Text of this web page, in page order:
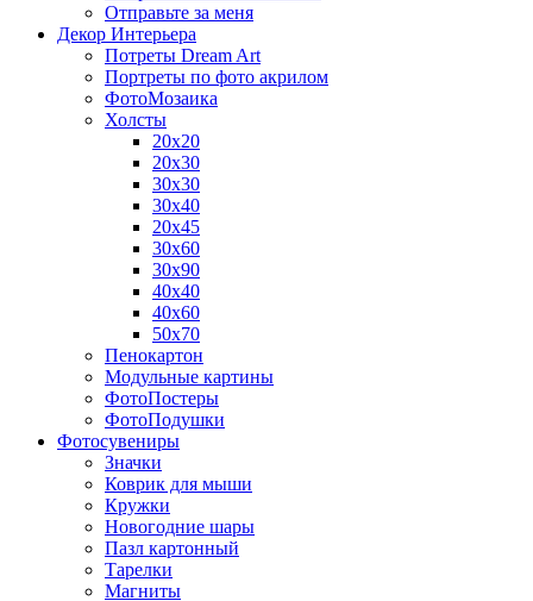
Отправьте за меня
Декор Интерьера
Потреты Dream Art
Портреты по фото акрилом
ФотоМозаика
Холсты
20х20
20х30
30х30
30х40
20х45
30х60
30х90
40х40
40х60
50х70
Пенокартон
Модульные картины
ФотоПостеры
ФотоПодушки
Фотоcувениры
Значки
Коврик для мыши
Кружки
Новогодние шары
Пазл картонный
Тарелки
Магниты